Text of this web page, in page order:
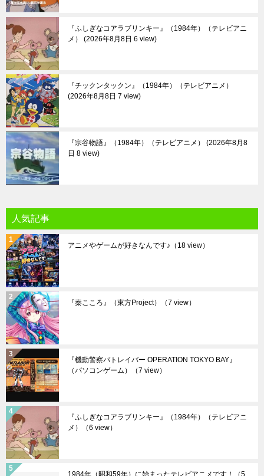
『ふしぎなコアラブリンキー』（1984年）（テレビアニ
メ）
2026年8月8日 6 view
『チックンタックン』（1984年）（テレビアニメ）
2026年8月8日 7 view
『宗谷物語』（1984年）（テレビアニメ）
2026年8月8
日 8 view
人気記事
アニメやゲームが好きなんです♪ （18 view）
『秦こころ』（東方Project） （7 view）
『機動警察パトレイバー OPERATION TOKYO BAY』
（パソコンゲーム）
（7 view）
『ふしぎなコアラブリンキー』（1984年）（テレビアニ
メ）
（6 view）
1984年（昭和59年）に始まったテレビアニメです！
（5